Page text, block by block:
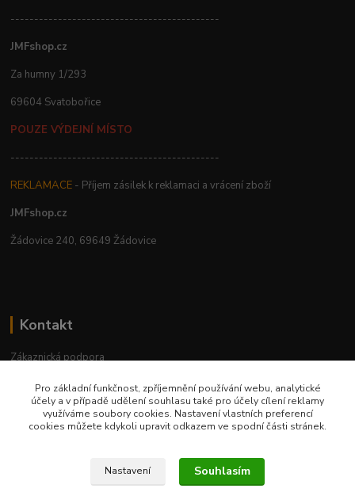
--------------------------------------------
JMFshop.cz
Za humny 1/293
69604 Svatobořice
POUZE VÝDEJNÍ MÍSTO
--------------------------------------------
REKLAMACE - Příjem zásilek k reklamaci a vrácení zboží
JMFshop.cz
Žádovice 240, 69649 Žádovice
Kontakt
Zákaznická podpora
Po-Pá, 9-18 hod.
jmfshop@email.cz
Pro základní funkčnost, zpříjemnění používání webu, analytické
účely a v případě udělení souhlasu také pro účely cílení reklamy
využíváme soubory cookies. Nastavení vlastních preferencí
cookies můžete kdykoli upravit odkazem ve spodní části stránek.
Nastavení Souhlasím